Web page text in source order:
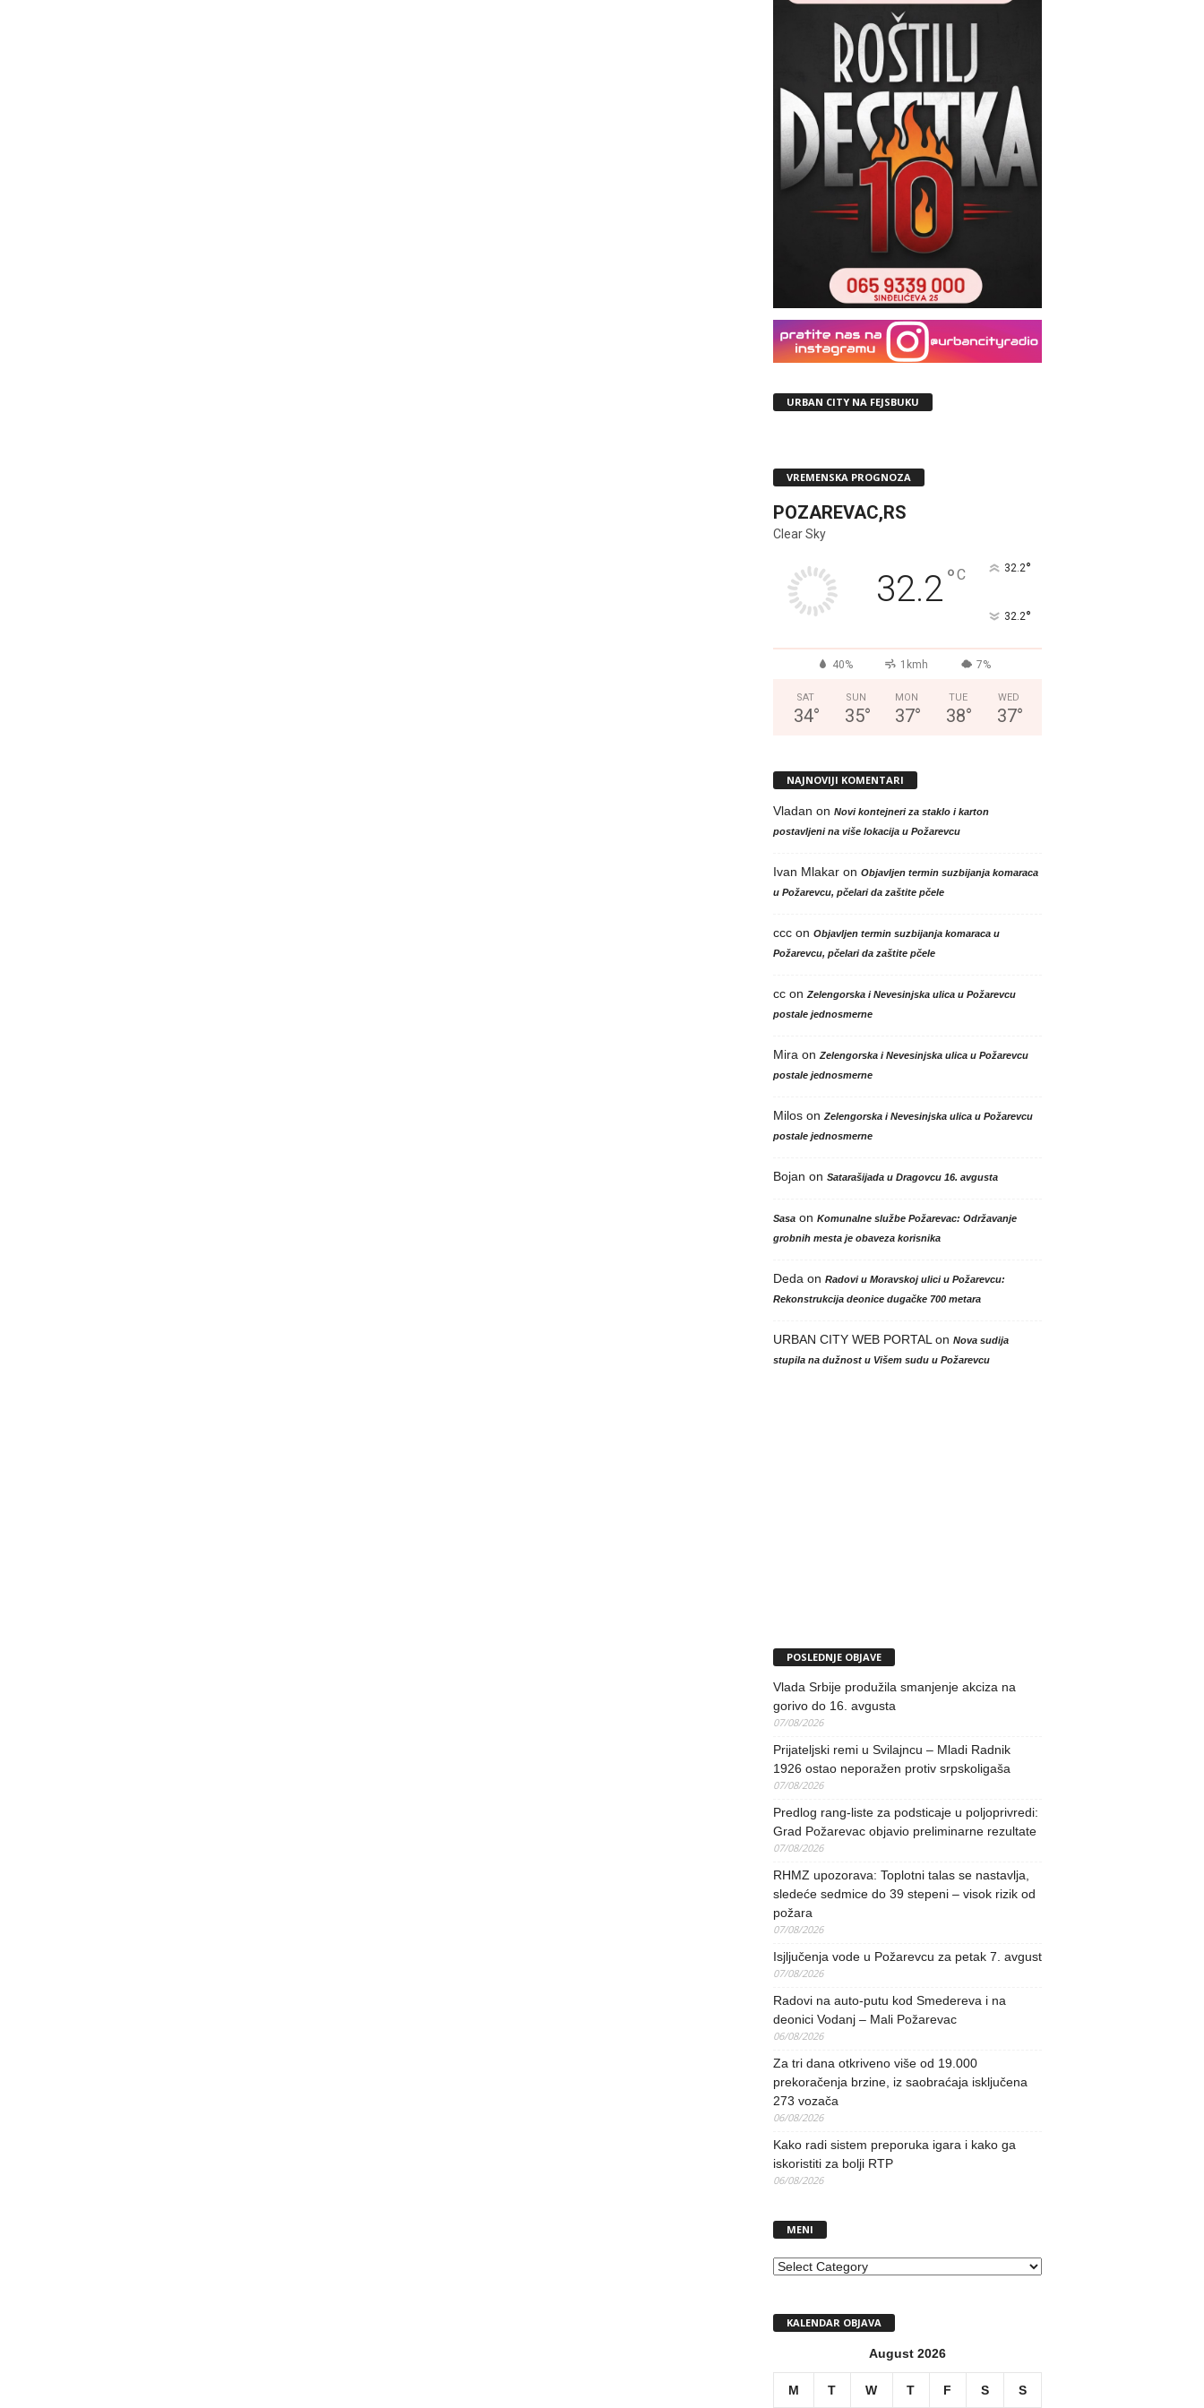
URBAN CITY NA FEJSBUKU
VREMENSKA PROGNOZA
POZAREVAC,RS
Clear Sky
32.2°C 32.2°
32.2°
40% 1kmh 7%
SAT
34°
SUN
35°
MON
37°
TUE
38°
WED
37°
NAJNOVIJI KOMENTARI
Vladan on Novi kontejneri za staklo i karton
postavljeni na više lokacija u Požarevcu
Ivan Mlakaron Objavljen termin suzbijanja komaraca
u Požarevcu, pčelari da zaštite pčele
cccon Objavljen termin suzbijanja komaraca u
Požarevcu, pčelari da zaštite pčele
ccon Zelengorska i Nevesinjska ulica u Požarevcu
postale jednosmerne
Mira on Zelengorska i Nevesinjska ulica u Požarevcu
postale jednosmerne
Miloson Zelengorska i Nevesinjska ulica u Požarevcu
postale jednosmerne
Bojan on Satarašijada u Dragovcu 16. avgusta
Sasaon Komunalne službe Požarevac: Održavanje
grobnih mesta je obaveza korisnika
Deda on Radovi u Moravskoj ulici u Požarevcu:
Rekonstrukcija deonice dugačke 700 metara
URBAN CITY WEB PORTAL on Nova sudija
stupila na dužnost u Višem sudu u Požarevcu
POSLEDNJE OBJAVE
Vlada Srbije produžila smanjenje akciza na
gorivo do 16. avgusta
07/08/2026
Prijateljski remi u Svilajncu – Mladi Radnik
1926 ostao neporažen protiv srpskoligaša
07/08/2026
Predlog rang-liste za podsticaje u poljoprivredi:
Grad Požarevac objavio preliminarne rezultate
07/08/2026
RHMZ upozorava: Toplotni talas se nastavlja,
sledeće sedmice do 39 stepeni – visok rizik od
požara
07/08/2026
Isjljučenja vode u Požarevcu za petak 7. avgust
07/08/2026
Radovi na auto-putu kod Smedereva i na
deonici Vodanj – Mali Požarevac
06/08/2026
Za tri dana otkriveno više od 19.000
prekoračenja brzine, iz saobraćaja isključena
273 vozača
06/08/2026
Kako radi sistem preporuka igara i kako ga
iskoristiti za bolji RTP
06/08/2026
MENI
MENI
KALENDAR OBJAVA
August 2026
M T W T F S S